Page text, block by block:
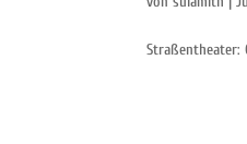
Straßentheater: